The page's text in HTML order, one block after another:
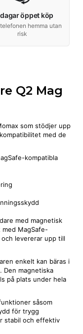
öppet köp
hemma utan
risk
Q2 Mag
som stödjer upp
med de
kompatibla
med magnetisk
MagSafe-
levererar upp till
enkelt kan bäras i
Den magnetiska
på plats under hela
såsom
för trygg
stabil och effektiv